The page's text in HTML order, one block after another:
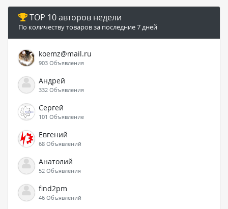
TOP 10 авторов недели
По количеству товаров за последние 7 дней
koemz@mail.ru
903 Объявления
Андрей
332 Объявления
Сергей
101 Объявление
Евгений
68 Объявлений
Анатолий
52 Объявления
find2pm
46 Объявлений